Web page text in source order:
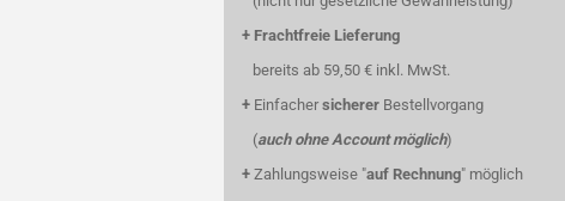
+ Frachtfreie Lieferung
bereits ab 59,50 € inkl. MwSt.
+ Einfacher sicherer Bestellvorgang
(auch ohne Account möglich)
+ Zahlungsweise "auf Rechnung" möglich